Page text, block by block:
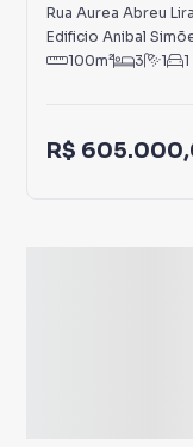
das Aguas
Rua Aurea Abreu Lira
Edificio Anibal
100m² 3 1 1
R$